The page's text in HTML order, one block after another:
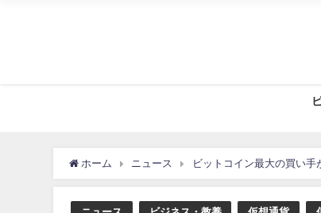
ホーム ニュース ビットコイン最大の買い